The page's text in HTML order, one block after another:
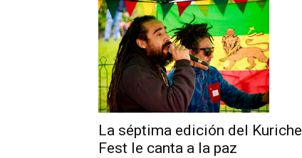
La séptima edición del Kuriche
Fest le canta a la paz